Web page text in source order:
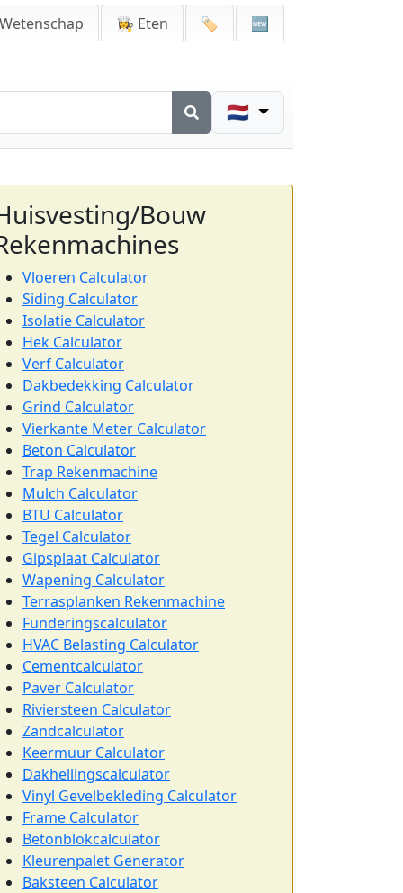
👩‍🍳 Eten 🏷️ 🆕
🇳🇱
Bouw
Vloeren Calculator
Siding Calculator
Isolatie Calculator
Hek Calculator
Verf Calculator
Dakbedekking Calculator
Grind Calculator
Vierkante Meter Calculator
Beton Calculator
Trap Rekenmachine
Mulch Calculator
BTU Calculator
Tegel Calculator
Gipsplaat Calculator
Wapening Calculator
Terrasplanken Rekenmachine
Funderingscalculator
HVAC Belasting Calculator
Cementcalculator
Paver Calculator
Riviersteen Calculator
Zandcalculator
Keermuur Calculator
Dakhellingscalculator
Vinyl Gevelbekleding Calculator
Frame Calculator
Betonblokcalculator
Kleurenpalet Generator
Baksteen Calculator